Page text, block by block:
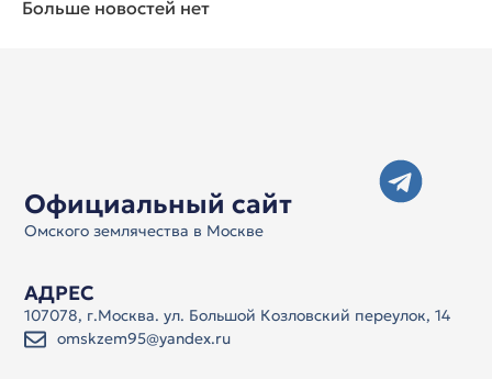
Больше новостей нет
Официальный сайт
Омского землячества в Москве
АДРЕС
107078, г.Москва. ул. Большой Козловский переулок, 14
omskzem95@yandex.ru